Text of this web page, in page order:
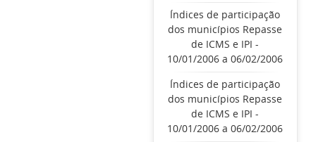
Índices de participação
dos municípios Repasse
de ICMS e IPI -
10/01/2006 a 06/02/2006
Índices de participação
dos municípios Repasse
de ICMS e IPI -
10/01/2006 a 06/02/2006